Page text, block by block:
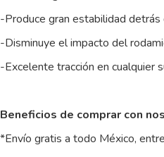
-Produce gran estabilidad
-Disminuye el impacto del
-Excelente tracción en cualquier
Beneficios de comprar con
*Envío gratis a todo México,